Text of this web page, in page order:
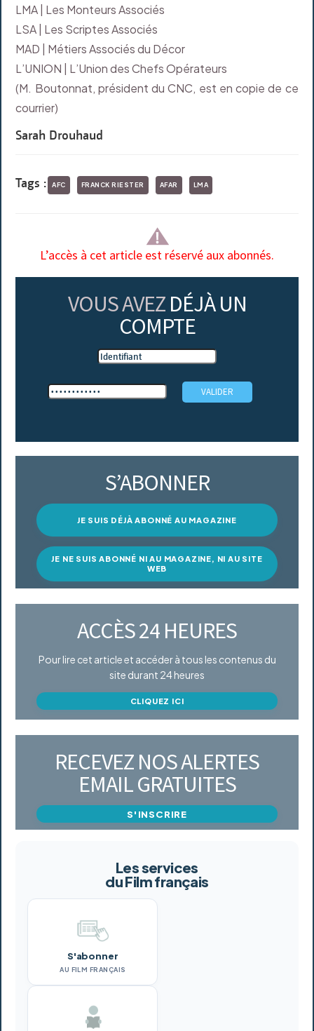
LMA | Les Monteurs Associés
LSA | Les Scriptes Associés
MAD | Métiers Associés du Décor
L’UNION | L’Union des Chefs Opérateurs
(M. Boutonnat, président du CNC, est en copie de ce
courrier)
Sarah Drouhaud
Tags : AFC FRANCK RIESTER AFAR LMA
L’accès à cet article est réservé aux abonnés.
VOUS AVEZ DÉJÀ UN
COMPTE
S’ABONNER
JE SUIS DÉJÀ ABONNÉ AU MAGAZINE
JE NE SUIS ABONNÉ NI AU MAGAZINE, NI AU SITE
WEB
ACCÈS 24 HEURES
Pour lire cet article et accéder à tous les contenus du
site durant 24 heures
CLIQUEZ ICI
RECEVEZ NOS ALERTES
EMAIL GRATUITES
S'INSCRIRE
Les services
du Film français
S'abonner
AU FILM FRANÇAIS